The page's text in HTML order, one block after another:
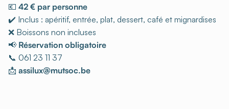
💶 42 € par personne
✔️ Inclus : apéritif, entrée, plat, dessert, café et mignardises
❌ Boissons non incluses
📢 Réservation obligatoire
📞 061 23 11 37
📩 assilux@mutsoc.be